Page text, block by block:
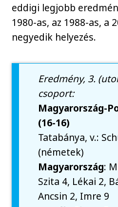
eddigi legjobb
1980-as, az 1988-as, a
negyedik helyezés.
Eredmény, 3.
csoport:
Magyarország-
(16-16)
Tatabánya, v.:
(németek)
Magyarország:
Szita 4, Lékai 2,
Ancsin 2, Imre 9